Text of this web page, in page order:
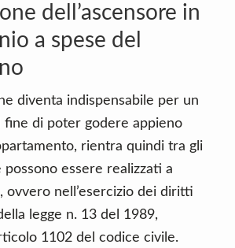
dell’ascensore in
a spese del
diventa indispensabile per un
fine di poter godere appieno
rientra quindi tra gli
essere realizzati a
ovvero nell’esercizio dei diritti
legge n. 13 del 1989,
1102 del codice civile.